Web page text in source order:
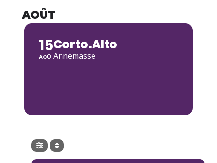
AOÛT
15
AOÛ
Corto.Alto
Annemasse